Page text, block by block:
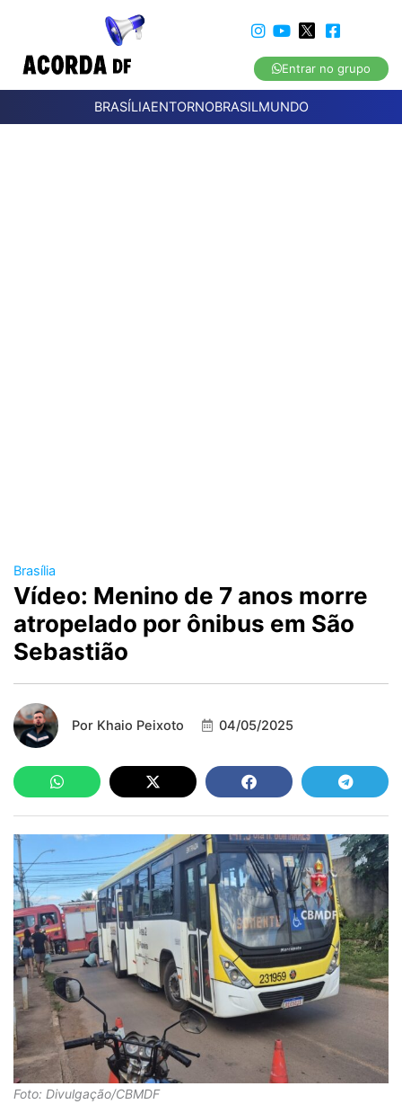
Entrar no grupo
BRASÍLIAENTORNOBRASILMUNDO
Brasília
Vídeo: Menino de 7 anos morre
atropelado por ônibus em São
Sebastião
Por Khaio Peixoto 04/05/2025
Foto: Divulgação/CBMDF